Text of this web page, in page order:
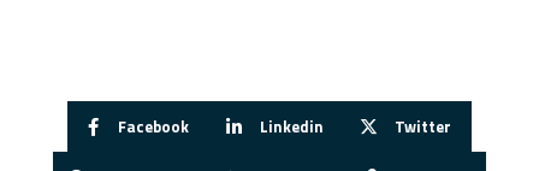
Facebook Linkedin Twitter